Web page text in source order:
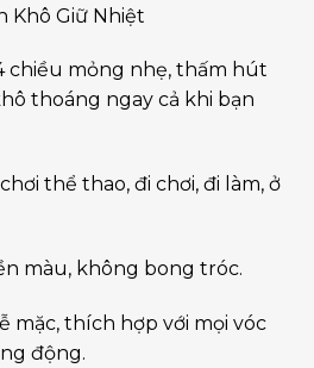
Khô Giữ Nhiệt
chiều mỏng nhẹ, thấm hút
thoáng ngay cả khi bạn
thể thao, đi chơi, đi làm, ở
màu, không bong tróc.
mặc, thích hợp với mọi vóc
động.